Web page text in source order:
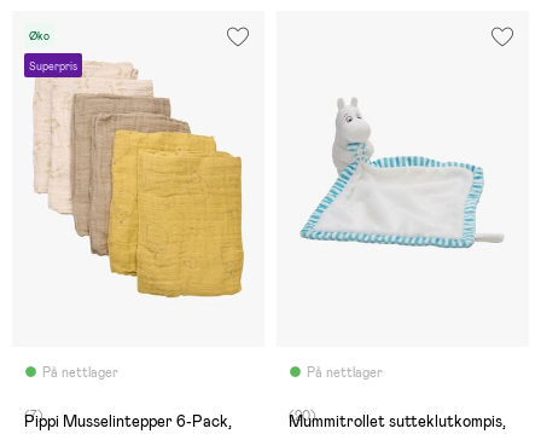
Øko
Superpris
På nettlager
(7)
Pippi Musselintepper 6-Pack,
På nettlager
(20)
Mummitrollet sutteklutkompis,